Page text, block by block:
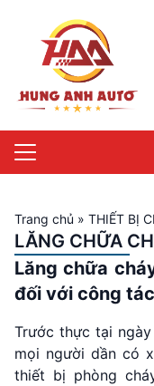
Trang chủ » THIẾT BỊ
LĂNG CHỮA
Lăng chữa
đối với công
Trước thực tại
mọi người dần có
thiết bị phòng